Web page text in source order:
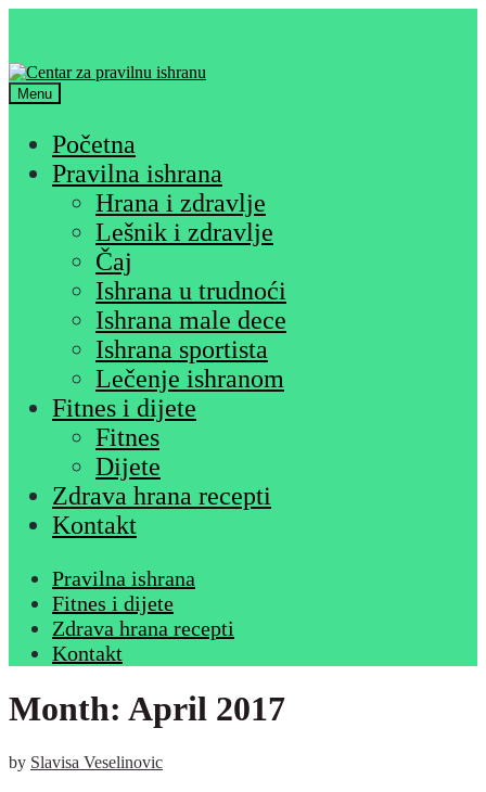
Menu
Početna
Pravilna ishrana
Hrana i zdravlje
Lešnik i zdravlje
Čaj
Ishrana u trudnoći
Ishrana male dece
Ishrana sportista
Lečenje ishranom
Fitnes i dijete
Fitnes
Dijete
Zdrava hrana recepti
Kontakt
Pravilna ishrana
Fitnes i dijete
Zdrava hrana recepti
Kontakt
Month: April 2017
by Slavisa Veselinovic